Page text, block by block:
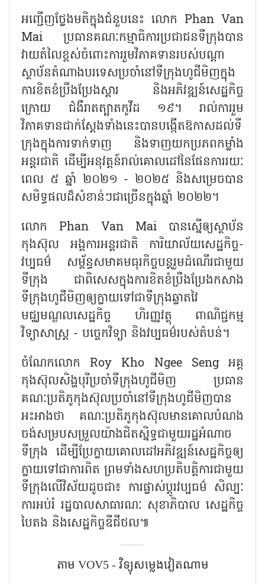
អញ្ជើញថ្លែងមតិក្នុងជំនួបនេះ លោក Phan Van
Mai ប្រធានគណៈកម្មាធិការប្រជាជនទីក្រុងបាន
វាយតំលៃខ្ពស់ចំពោះការរួមវិភាគទានរបស់បណ្ដា
ស្ថាប័នតំណាងបរទេសប្រចាំនៅទីក្រុងហូជីមិញក្នុង
ការខិតខំប្រឹងប្រែងស្តារ និងអភិវឌ្ឍន៍សេដ្ឋកិច្ច
ក្រោយ ជំងឺរាតត្បាតកូវីដ ១៩។ រាល់ការរួម
វិភាគទានជាក់ស្ដែងទាំងនេះបានបង្កើតឱកាសដល់ទី
ក្រុងក្នុងការទាក់ទាញ និងទាញយកប្រភពកម្លាំង
អន្តរជាតិ ដើម្បីអនុវត្តន៍រាល់គោលដៅនៃផែនការរយៈ
ពេល ៥ ឆ្នាំ ២០២១ - ២០២៥ និងសម្រេចបាន
សមិទ្ធផលដ៏សំខាន់ៗជាច្រើនក្នុងឆ្នាំ ២០២២។
លោក Phan Van Mai បានស្នើឲ្យស្ថាប័ន
កុងស៊ុល អង្គការអន្តរជាតិ ការិយាល័យសេដ្ឋកិច្ច-
វប្បធម៌ សម្ព័ន្ធសមាគមធុរកិច្ចបន្តរួមដំណើរជាមួយ
ទីក្រុង ជាពិសេសក្នុងការខិតខំប្រឹងប្រែងកសាង
ទីក្រុងហូជីមិញឲ្យក្លាយទៅជាទីក្រុងឆ្លាតវៃ
មជ្ឈមណ្ឌលសេដ្ឋកិច្ច ហិរញ្ញវត្ថុ ពាណិជ្ជកម្ម
វិទ្យាសាស្ត្រ - បច្ចេកវិទ្យា និងវប្បធម៌របស់តំបន់។
ចំណែកលោក Roy Kho Ngee Seng អគ្គ
កុងស៊ុលសិង្ហបុរីប្រចាំទីក្រុងហូជីមិញ ប្រធាន
គណៈប្រតិភូកុងស៊ុលប្រចាំនៅទីក្រុងហូជីមិញបាន
អះអាងថា គណៈប្រតិភូកុងស៊ុលមានគោលបំណង
ចង់សម្របសម្រួលយ៉ាងជិតស្និទ្ធជាមួយរដ្ឋអំណាច
ទីក្រុង ដើម្បីប្រែក្លាយគោលដៅអភិវឌ្ឍន៍សេដ្ឋកិច្ចឲ្យ
ក្លាយទៅជាការពិត ព្រមទាំងសហប្រតិបត្តិការជាមួយ
ទីក្រុងលើវិស័យដូចជា៖ ការផ្លាស់ប្តូរវប្បធម៌ សិល្បៈ
ការអប់រំ រដ្ឋបាលសាធារណៈ សុខាភិបាល សេដ្ឋកិច្ច
បៃតង និងសេដ្ឋកិច្ចឌីជីថល៕
តាម​ VOV5 - វិទ្យុសម្លេងវៀតណាម